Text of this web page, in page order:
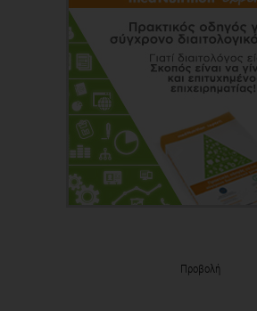
Προβολή